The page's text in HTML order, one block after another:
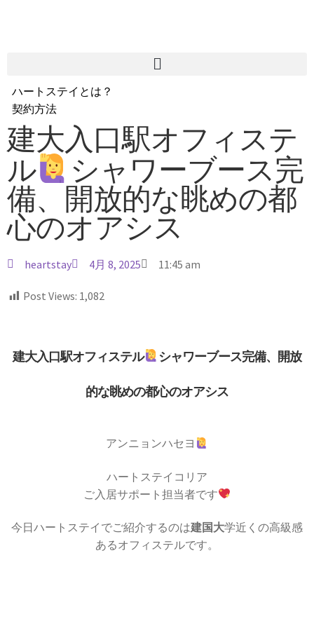
ハートステイとは？
契約方法
韓国不動産情報
サービス費用
よくある質問
Heartee
建大入口駅オフィステ
ル
シャワーブース完
備、開放的な眺めの都
心のオアシス
heartstay 4月 8, 2025 11:45 am
Post Views: 1,082
建大入口駅オフィステル シャワーブース完備、開放
的な眺めの都心のオアシス
アンニョンハセヨ
ハートステイコリア
ご入居サポート担当者です
今日ハートステイでご紹介するのは建国大学近くの高級感
あるオフィステルです。